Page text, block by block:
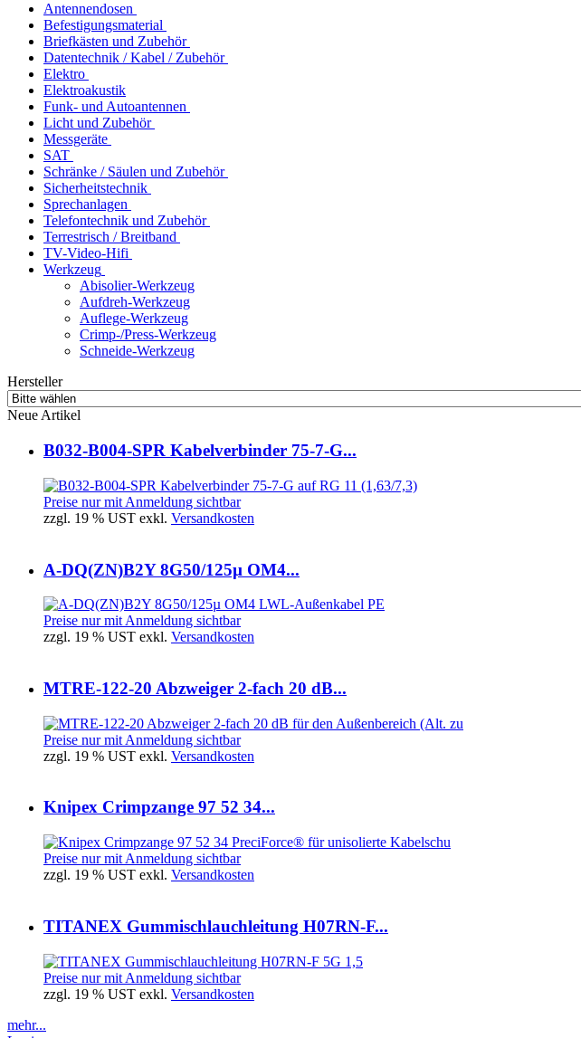
Antennendosen
Befestigungsmaterial
Briefkästen und Zubehör
Datentechnik / Kabel / Zubehör
Elektro
Elektroakustik
Funk- und Autoantennen
Licht und Zubehör
Messgeräte
SAT
Schränke / Säulen und Zubehör
Sicherheitstechnik
Sprechanlagen
Telefontechnik und Zubehör
Terrestrisch / Breitband
TV-Video-Hifi
Werkzeug
Abisolier-Werkzeug
Aufdreh-Werkzeug
Auflege-Werkzeug
Crimp-/Press-Werkzeug
Schneide-Werkzeug
Hersteller
Neue Artikel
B032-B004-SPR Kabelverbinder 75-7-G...
Preise nur mit Anmeldung sichtbar
zzgl. 19 % UST exkl. Versandkosten
A-DQ(ZN)B2Y 8G50/125µ OM4...
Preise nur mit Anmeldung sichtbar
zzgl. 19 % UST exkl. Versandkosten
MTRE-122-20 Abzweiger 2-fach 20 dB...
Preise nur mit Anmeldung sichtbar
zzgl. 19 % UST exkl. Versandkosten
Knipex Crimpzange 97 52 34...
Preise nur mit Anmeldung sichtbar
zzgl. 19 % UST exkl. Versandkosten
TITANEX Gummischlauchleitung H07RN-F...
Preise nur mit Anmeldung sichtbar
zzgl. 19 % UST exkl. Versandkosten
mehr...